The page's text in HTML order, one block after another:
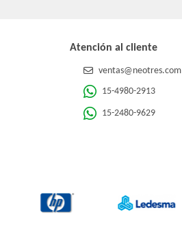
Atención al cliente
ventas@neotres.com
15-4980-2913
15-2480-9629